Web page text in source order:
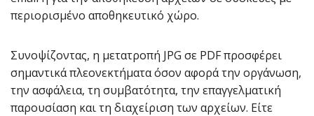
περιορισμένο αποθηκευτικό χώρο.
Συνοψίζοντας, η μετατροπή JPG σε PDF προσφέρει
σημαντικά πλεονεκτήματα όσον αφορά την οργάνωση,
την ασφάλεια, τη συμβατότητα, την επαγγελματική
παρουσίαση και τη διαχείριση των αρχείων. Είτε